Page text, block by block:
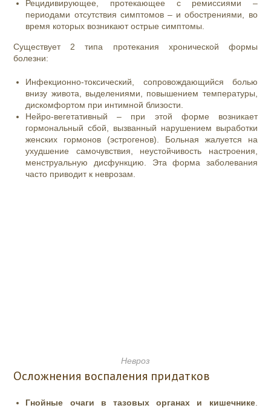
Рецидивирующее, протекающее с ремиссиями –
периодами отсутствия симптомов – и обострениями, во
время которых возникают острые симптомы.
Существует 2 типа протекания хронической формы
болезни:
Инфекционно-токсический, сопровождающийся болью
внизу живота, выделениями, повышением температуры,
дискомфортом при интимной близости.
Нейро-вегетативный – при этой форме возникает
гормональный сбой, вызванный нарушением выработки
женских гормонов (эстрогенов). Больная жалуется на
ухудшение самочувствия, неустойчивость настроения,
менструальную дисфункцию. Эта форма заболевания
часто приводит к неврозам.
Невроз
Осложнения воспаления придатков
Гнойные очаги в тазовых органах и кишечнике.